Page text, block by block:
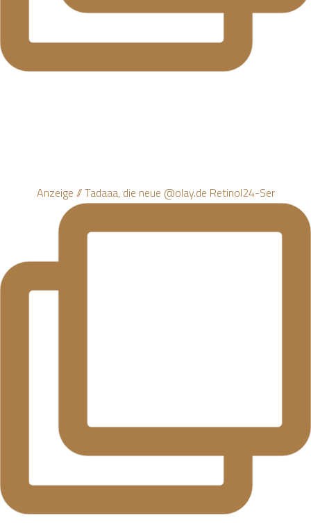
Anzeige // Tadaaa, die neue @olay.de Retinol24-Ser